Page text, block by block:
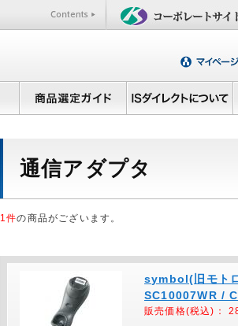
通信アダプタ
1件の商品がございます。
symbol(旧モト
SC10007WR /
販売価格(税込)：